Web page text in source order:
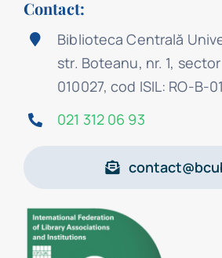
Contact:
Biblioteca Centrală
str. Boteanu, nr. 1,
010027, cod ISIL: RO-B-
021 312 06 93